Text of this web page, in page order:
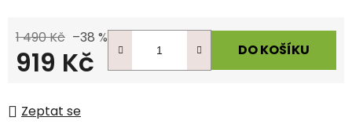
1 490 Kč –38 %
919 Kč DO KOŠÍKU
Zeptat se